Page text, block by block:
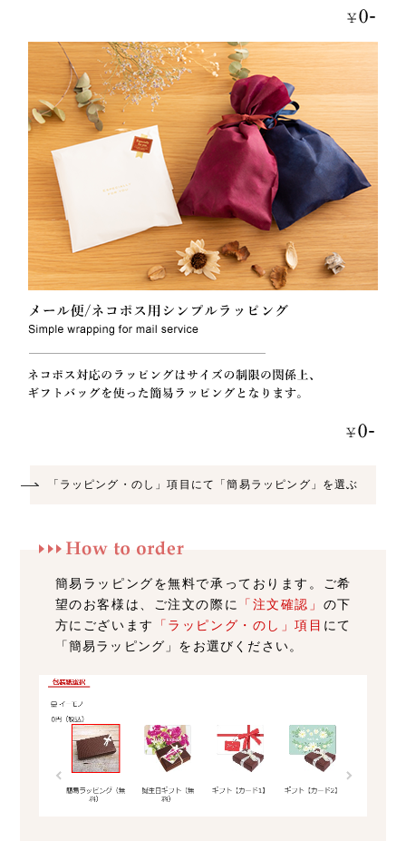
「ラッピング・のし」項目にて「簡易ラッピング」を選ぶ
簡易ラッピングを無料で承っております。ご希
望のお客様は、ご注文の際に
「注文確認」 の下
方にございます
「ラッピング・のし」項目 にて
「簡易ラッピング」をお選びください。